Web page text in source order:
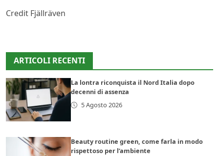
Credit Fjällräven
ARTICOLI RECENTI
La lontra riconquista il Nord Italia dopo
decenni di assenza
5 Agosto 2026
Beauty routine green, come farla in modo
rispettoso per l’ambiente